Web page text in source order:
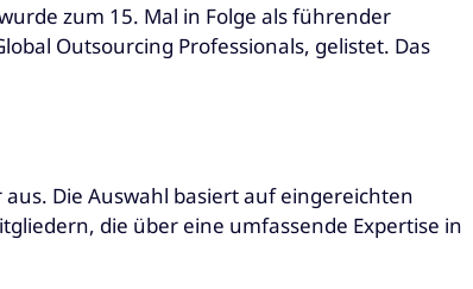
zum 15. Mal in Folge als führender
Outsourcing Professionals, gelistet. Das
Die Auswahl basiert auf eingereichten
die über eine umfassende Expertise in